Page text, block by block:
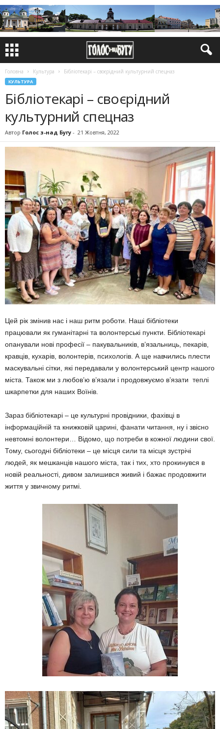
Головна Культура Бібліотекарі – своєрідний культурний спецназ
КУЛЬТУРА
Бібліотекарі – своєрідний
культурний спецназ
Автор Голос з-над Бугу - 21 Жовтня, 2022
Цей рік змінив нас і наш ритм роботи. Наші бібліотеки
працювали як гуманітарні та волонтерські пункти. Бібліотекарі
опану­вали нові професії – пакувальників, в’язаль­ниць, пекарів,
кравців, кухарів, волонтерів, психологів. А ще навчились плести
маскува­льні сітки, які передавали у волонтерський центр нашого
міста. Також ми з любов’ю в’язали і продовжуємо в’язати теплі
шкар­петки для наших Воїнів.
Зараз бібліотекарі – це культурні провід­ники, фахівці в
інформаційній та книжковій царині, фанати читання, ну і звісно
невтомні волонтери… Відомо, що потреби в кожної людини свої.
Тому, сьогодні бібліотеки – це міс­ця сили та місця зустрічі
людей, як меш­канців нашого міста, так і тих, хто прокинув­ся в
новій реальності, дивом залишився живий і бажає продовжити
життя у звичному ритмі.